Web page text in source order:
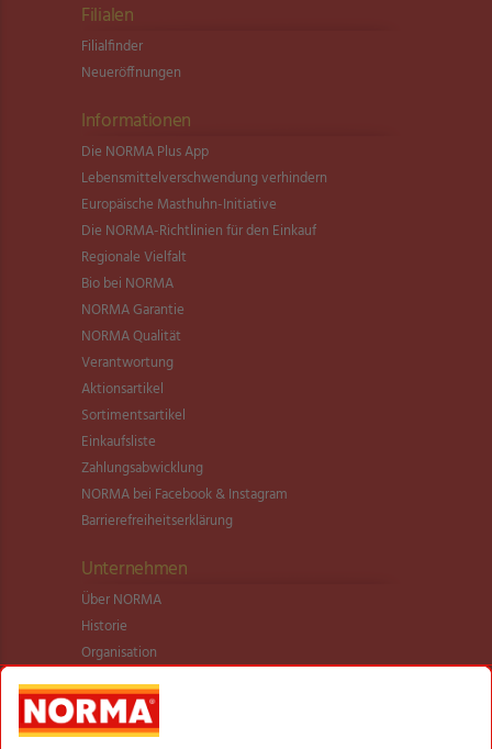
Filialen
Filialfinder
Neueröffnungen
Informationen
Die NORMA Plus App
Lebensmittel­verschwendung verhindern
Europäische Masthuhn-Initiative
Die NORMA-Richtlinien für den Einkauf
Regionale Vielfalt
Bio bei NORMA
NORMA Garantie
NORMA Qualität
Verantwortung
Aktionsartikel
Sortimentsartikel
Einkaufsliste
Zahlungsabwicklung
NORMA bei Facebook & Instagram
Barrierefreiheitserklärung
Unternehmen
Über NORMA
Historie
Organisation
International
Logistik
Filialnetz